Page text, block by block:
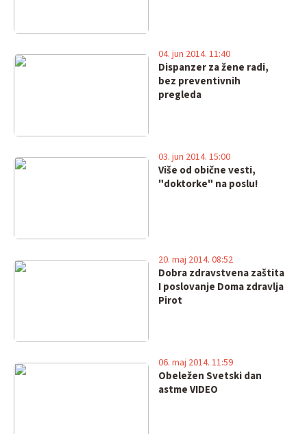
Dispanzer za žene radi,
bez preventivnih
pregleda
04. jun 2014. 11:40
Više od obične vesti,
"doktorke" na poslu!
03. jun 2014. 15:00
Dobra zdravstvena zaštita
I poslovanje Doma zdravlja
Pirot
20. maj 2014. 08:52
Obeležen Svetski dan
astme VIDEO
06. maj 2014. 11:59